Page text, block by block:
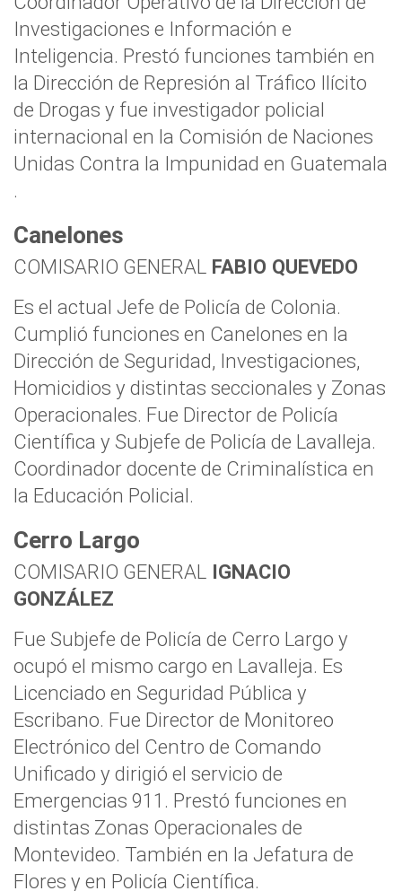
Investigaciones e Información e
Inteligencia. Prestó funciones también en
la Dirección de Represión al Tráfico Ilícito
de Drogas y fue investigador policial
internacional en la Comisión de Naciones
Unidas Contra la Impunidad en Guatemala
.
Canelones
COMISARIO GENERAL FABIO QUEVEDO
Es el actual Jefe de Policía de Colonia.
Cumplió funciones en Canelones en la
Dirección de Seguridad, Investigaciones,
Homicidios y distintas seccionales y Zonas
Operacionales. Fue Director de Policía
Científica y Subjefe de Policía de Lavalleja.
Coordinador docente de Criminalística en
la Educación Policial.
Cerro Largo
COMISARIO GENERAL IGNACIO
GONZÁLEZ
Fue Subjefe de Policía de Cerro Largo y
ocupó el mismo cargo en Lavalleja. Es
Licenciado en Seguridad Pública y
Escribano. Fue Director de Monitoreo
Electrónico del Centro de Comando
Unificado y dirigió el servicio de
Emergencias 911. Prestó funciones en
distintas Zonas Operacionales de
Montevideo. También en la Jefatura de
Flores y en Policía Científica.